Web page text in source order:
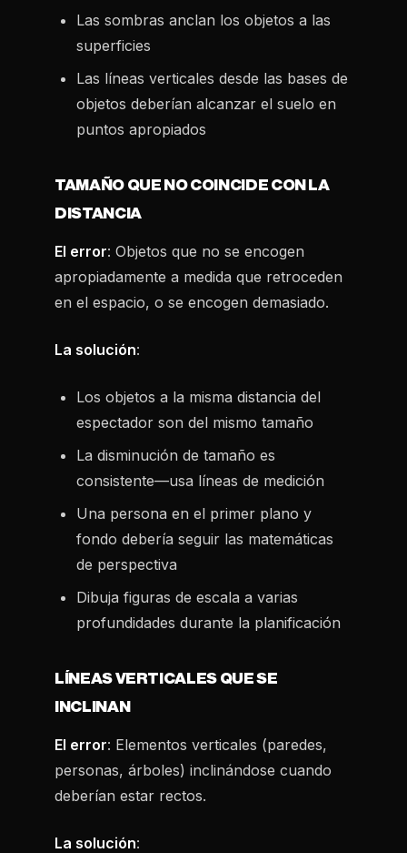
Las sombras anclan los objetos a las
superficies
Las líneas verticales desde las bases de
objetos deberían alcanzar el suelo en
puntos apropiados
TAMAÑO QUE NO COINCIDE CON LA
DISTANCIA
El error: Objetos que no se encogen
apropiadamente a medida que retroceden
en el espacio, o se encogen demasiado.
La solución:
Los objetos a la misma distancia del
espectador son del mismo tamaño
La disminución de tamaño es
consistente—usa líneas de medición
Una persona en el primer plano y
fondo debería seguir las matemáticas
de perspectiva
Dibuja figuras de escala a varias
profundidades durante la planificación
LÍNEAS VERTICALES QUE SE
INCLINAN
El error: Elementos verticales (paredes,
personas, árboles) inclinándose cuando
deberían estar rectos.
La solución: